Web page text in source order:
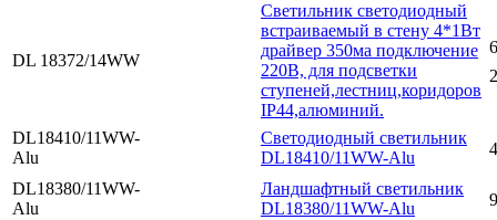
DL 18372/14WW
Светильник светодиодный
встраиваемый в стену 4*1Вт
драйвер 350ма подключение
220В, для подсветки
ступеней,лестниц,коридоров
IP44,алюминий.
DL18410/11WW-
Alu
Cветодиодный светильник
DL18410/11WW-Alu
DL18380/11WW-
Alu
Ландшафтный светильник
DL18380/11WW-Alu